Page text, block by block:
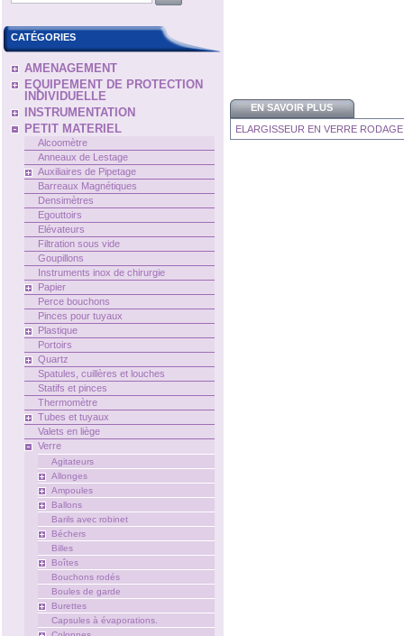
CATÉGORIES
AMENAGEMENT
EQUIPEMENT DE PROTECTION
INDIVIDUELLE
INSTRUMENTATION
PETIT MATERIEL
Alcoomètre
Anneaux de Lestage
Auxiliaires de Pipetage
Barreaux Magnétiques
Densimètres
Egouttoirs
Elévateurs
Filtration sous vide
Goupillons
Instruments inox de chirurgie
Papier
Perce bouchons
Pinces pour tuyaux
Plastique
Portoirs
Quartz
Spatules, cuillères et louches
Statifs et pinces
Thermomètre
Tubes et tuyaux
Valets en liège
Verre
Agitateurs
Allonges
Ampoules
Ballons
Barils avec robinet
Béchers
Billes
Boîtes
Bouchons rodés
Boules de garde
Burettes
Capsules à évaporations.
EN SAVOIR PLUS
ELARGISSEUR EN VERRE